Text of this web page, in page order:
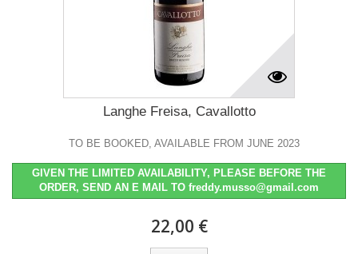
Langhe Freisa, Cavallotto
TO BE BOOKED, AVAILABLE FROM JUNE 2023
GIVEN THE LIMITED AVAILABILITY, PLEASE BEFORE THE
ORDER, SEND AN E MAIL TO freddy.musso@gmail.com
22,00 €